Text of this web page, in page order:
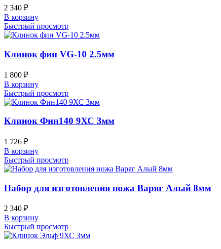
2 340 ₽
В корзину
Быстрый просмотр
Клинок фин VG-10 2.5мм
1 800 ₽
В корзину
Быстрый просмотр
Клинок Фин140 9ХС 3мм
1 726 ₽
В корзину
Быстрый просмотр
Набор для изготовления ножа Варяг Алый 8мм
2 340 ₽
В корзину
Быстрый просмотр